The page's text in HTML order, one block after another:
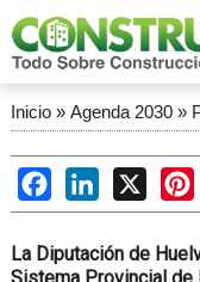
Inicio» Agenda 2030»
FacebookLinkedIn
X
La Diputación de